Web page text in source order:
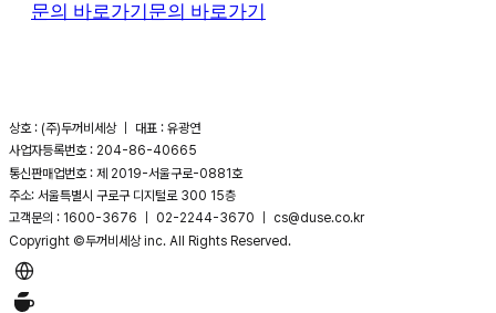
문의 바로가기 문의 바로가기
상호 : (주)두꺼비세상 ｜ 대표 : 유광연
사업자등록번호 : 204-86-40665
통신판매업번호 : 제 2019-서울구로-0881호
주소: 서울특별시 구로구 디지털로 300 15층
고객문의 : 1600-3676 ｜ 02-2244-3670 ｜ cs@duse.co.kr
Copyright ©두꺼비세상 inc. All Rights Reserved.